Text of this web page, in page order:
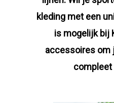
kleding met een
is mogelijk bij
accessoires om
compleet